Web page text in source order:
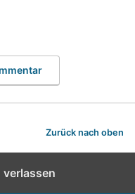
Zurück nach oben
verlassen